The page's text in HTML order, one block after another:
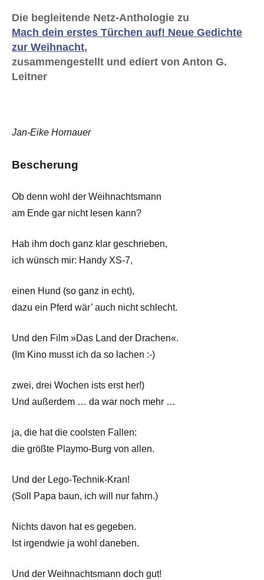
Die begleitende Netz-Anthologie zu
Mach dein erstes Türchen auf! Neue Gedichte
zur Weihnacht,
zusammengestellt und ediert von Anton G.
Leitner
Jan-Eike Hornauer
Bescherung
Ob denn wohl der Weihnachtsmann
am Ende gar nicht lesen kann?
Hab ihm doch ganz klar geschrieben,
ich wünsch mir: Handy XS-7,
einen Hund (so ganz in echt),
dazu ein Pferd wär’ auch nicht schlecht.
Und den Film »Das Land der Drachen«.
(Im Kino musst ich da so lachen :-)
zwei, drei Wochen ists erst her!)
Und außerdem … da war noch mehr …
ja, die hat die coolsten Fallen:
die größte Playmo-Burg von allen.
Und der Lego-Technik-Kran!
(Soll Papa baun, ich will nur fahrn.)
Nichts davon hat es gegeben.
Ist irgendwie ja wohl daneben.
Und der Weihnachtsmann doch gut!